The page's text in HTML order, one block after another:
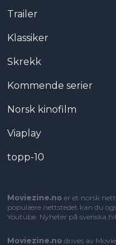
Trailer
Klassiker
Skrekk
Kommende serier
Norsk kinofilm
Viaplay
topp-10
Moviezine.no er et norsk
populære nettstedet kan du
Youtube. Nyheter på svenska
Moviezine.no drives av